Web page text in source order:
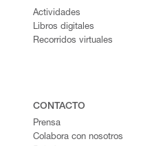
Actividades
Libros digitales
Recorridos virtuales
CONTACTO
Prensa
Colabora con nosotros